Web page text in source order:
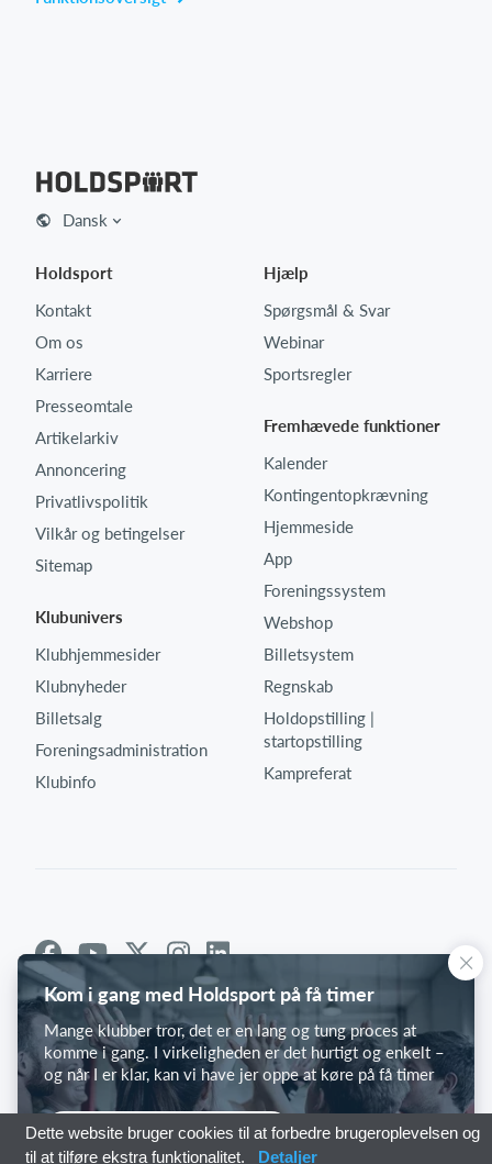
Kom i gang med Holdsport på få timer
Mange klubber tror, det er en lang og tung proces at
komme i gang. I virkeligheden er det hurtigt og enkelt –
og når I er klar, kan vi have jer oppe at køre på få timer
Kom i gang med Holdsport
Dansk
Holdsport
Kontakt
Om os
Karriere
Presseomtale
Artikelarkiv
Annoncering
Privatlivspolitik
Vilkår og betingelser
Sitemap
Klubunivers
Klubhjemmesider
Klubnyheder
Billetsalg
Foreningsadministration
Klubinfo
Hjælp
Spørgsmål & Svar
Webinar
Sportsregler
Fremhævede funktioner
Kalender
Kontingentopkrævning
Hjemmeside
App
Foreningssystem
Webshop
Billetsystem
Regnskab
Holdopstilling |
startopstilling
Kampreferat
Dette website bruger cookies til at forbedre brugeroplevelsen og
til at tilføre ekstra funktionalitet.
Detaljer